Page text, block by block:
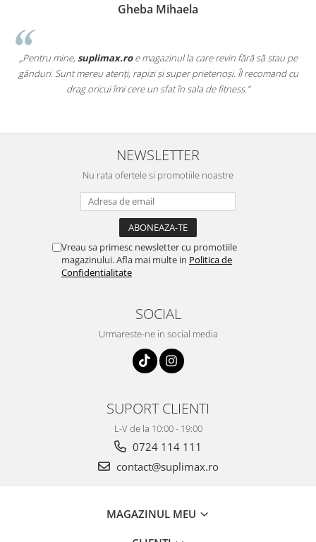
Gheba Mihaela
„Pentru mine,suplimax.roe magazinul la care revin fără să stau pe
gânduri. Sunt mereu atenți, rapizi și super prietenoși. Îl recomand cu
drag oricui îmi cere un sfat în sala de fitness.”
NEWSLETTER
Nu rata ofertele si promotiile noastre
Vreau sa primesc newsletter cu promotiile
magazinului. Afla mai multe in Politica de
Confidentialitate
SOCIAL
Urmareste-ne in social media
SUPORT CLIENTI
L-V de la 10:00 - 19:00
0724 114 111
contact@suplimax.ro
MAGAZINUL MEU